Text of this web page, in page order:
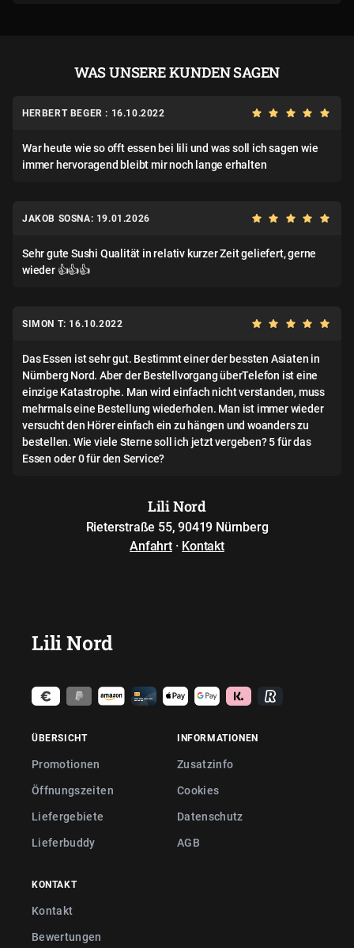
WAS UNSERE KUNDEN SAGEN
HERBERT BEGER : 16.10.2022
War heute wie so offt essen bei lili und was soll ich sagen wie
immer hervoragend bleibt mir noch lange erhalten
JAKOB SOSNA: 19.01.2026
Sehr gute Sushi Qualität in relativ kurzer Zeit geliefert, gerne
wieder 👍👍👍
SIMON T: 16.10.2022
Das Essen ist sehr gut. Bestimmt einer der bessten Asiaten in
Nürnberg Nord. Aber der Bestellvorgang überTelefon ist eine
einzige Katastrophe. Man wird einfach nicht verstanden, muss
mehrmals eine Bestellung wiederholen. Man ist immer wieder
versucht den Hörer einfach ein zu hängen und woanders zu
bestellen. Wie viele Sterne soll ich jetzt vergeben? 5 für das
Essen oder 0 für den Service?
Lili Nord
Rieterstraße 55, 90419 Nürnberg
Anfahrt· Kontakt
Lili Nord
ÜBERSICHT
Promotionen
Öffnungszeiten
Liefergebiete
Lieferbuddy
INFORMATIONEN
Zusatzinfo
Cookies
Datenschutz
AGB
KONTAKT
Kontakt
Bewertungen